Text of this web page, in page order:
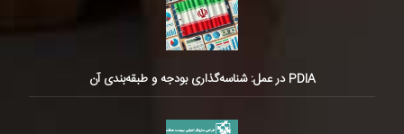
PDIA در عمل: شناسه‌گذاری بودجه و طبقه‌بندی آن